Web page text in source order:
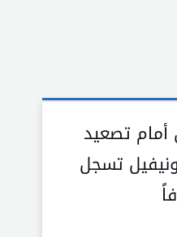
أمام تصعيد
تسجل